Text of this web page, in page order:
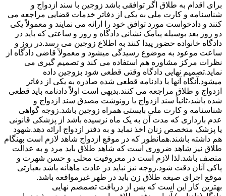
برای اقدام به طلاق اگر توافقی باشد زوجین با سند ازدواج و
شناسنامه و کارت ملی به یکی از دفاتر خدمات قضایی مراجعه می
کنند و دادخواست مورد توافق خود را ارائه می نمایند و معمولاً یکی
دو روز بعد بوسیله پیامک نشانی دادگاه و روز و ساعتی که باید در
دادگاه خانواده حضور پیدا کنند به اطلاع زوجین می رسد.در روز و
ساعت موعود به موضوع رسیدگی میشود و معمولاً قاضی دادگاه از
نظرات مرکز مشاوره هم استفاده می کند و تصمیم گیری می
نماید.تصمیم نهایی دادگاه وقتی قطعی شود بزوجین داده
میشود.آنگاه آنها با دادنامه قطعی شده صادره به یکی از دفاتر
ازدواج و طلاق مراجعه می کنند.بدیهی است اولاً دادنامه باید قطعی
شده باشد،ثانیاً سند ازدواج یا رونوشت مصدق سند ازدواج و
شناسنامه و کارت ملی بایستی همراه زوجین باشد.زوجه گواهی
عدم بارداری که مدت آن به یک ماه نرسیده باشد از پزشکی قانونی
یا پزشک متخصص زنان اخذ نماید و به دفتر ازدواج ارائه دهد.شهود
هم داشته باشند.همانطور که در موقع ازدواج شاهد لازم است بهنگام
طلاق نیز شاهد ضروری است که شاهد طلاق باید مرد و به عدالت
متصف باشد.لذا لازم است در معروفیت محلی و حسن شهرت و
پاکی آنان دقت شود.زوجه نیز نباید در عادت ماهانه باشد بعبارتی
موقع اجرای صیغه طلاق زن باید در طهر غیرمواقعه باشد.
بهترین کار این است که پس از دریافت تصمصم نهایی